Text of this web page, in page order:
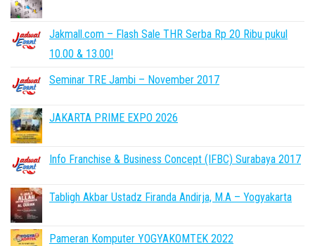
Jakmall.com – Flash Sale THR Serba Rp 20 Ribu pukul
10.00 & 13.00!
Seminar TRE Jambi – November 2017
JAKARTA PRIME EXPO 2026
Info Franchise & Business Concept (IFBC) Surabaya 2017
Tabligh Akbar Ustadz Firanda Andirja, M.A – Yogyakarta
Pameran Komputer YOGYAKOMTEK 2022